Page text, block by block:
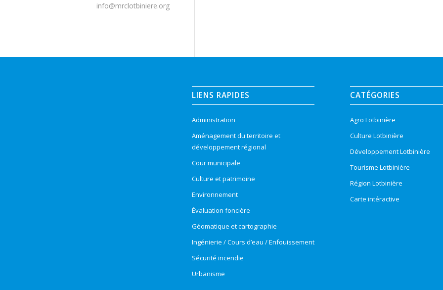
info@mrclotbiniere.org
LIENS RAPIDES
Administration
Aménagement du territoire et
développement régional
Cour municipale
Culture et patrimoine
Environnement
Évaluation foncière
Géomatique et cartographie
Ingénierie / Cours d’eau / Enfouissement
Sécurité incendie
Urbanisme
CATÉGORIES
Agro Lotbinière
Culture Lotbinière
Développement Lotbinière
Tourisme Lotbinière
Région Lotbinière
Carte intéractive